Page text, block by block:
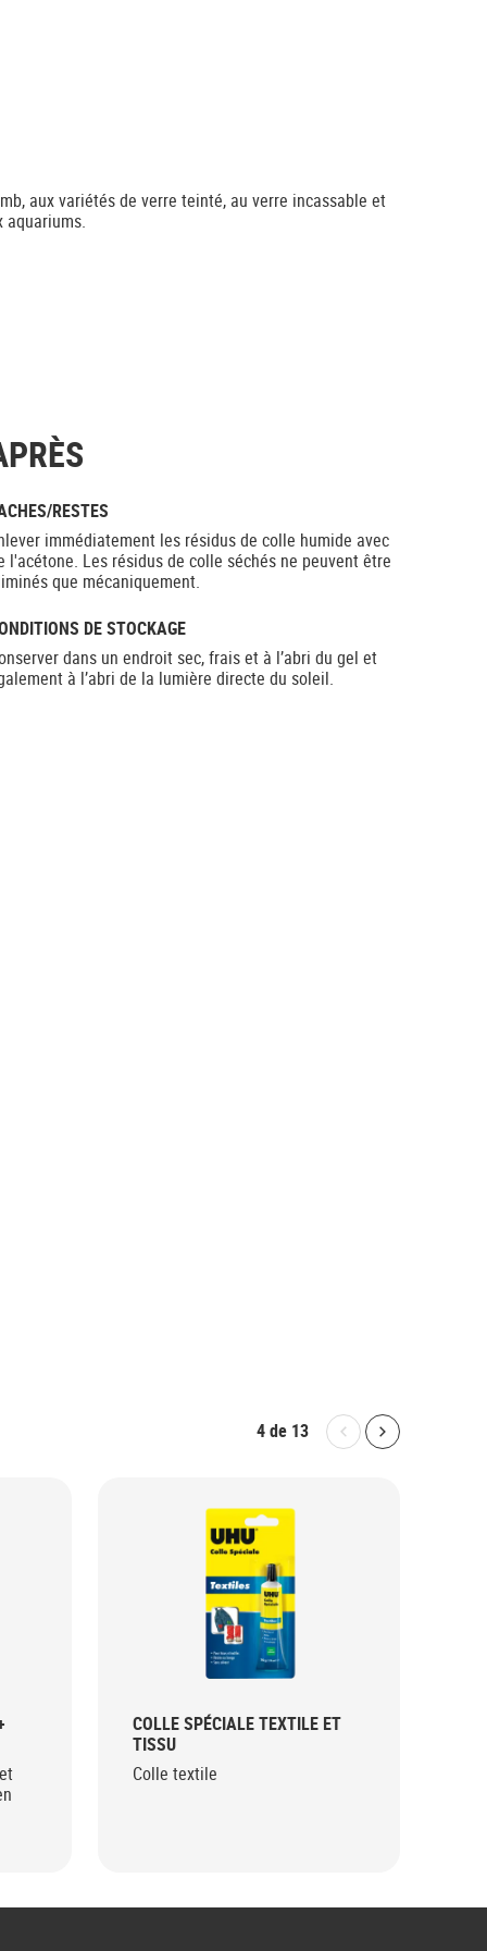
aux variétés de verre teinté, au verre incassable et
aquariums.
RESTES
immédiatement les résidus de colle humide avec
l'acétone. Les résidus de colle séchés ne peuvent être
que mécaniquement.
DE STOCKAGE
dans un endroit sec, frais et à l’abri du gel et
à l’abri de la lumière directe du soleil.
4de 13
COLLE SPÉCIALE TEXTILE ET
TISSU
Colle textile